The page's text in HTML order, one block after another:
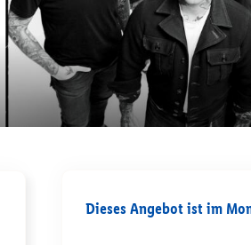
Dieses Angebot ist im